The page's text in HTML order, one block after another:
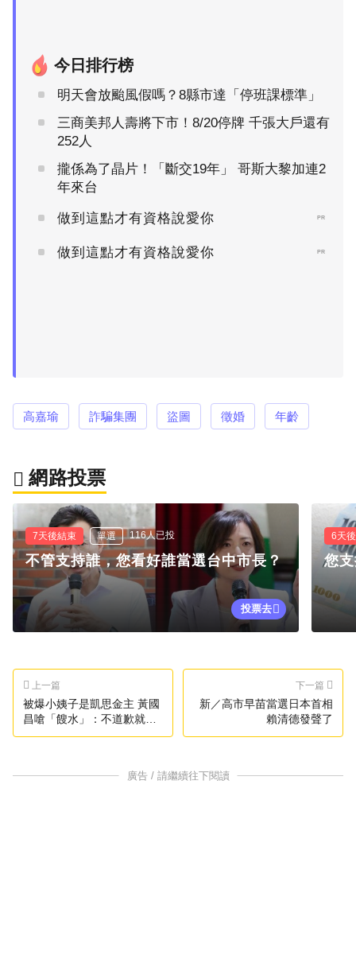
今日排行榜
明天會放颱風假嗎？8縣市達「停班課標準」
三商美邦人壽將下市！8/20停牌 千張大戶還有
252人
攏係為了晶片！「斷交19年」 哥斯大黎加連2
年來台
做到這點才有資格說愛你 PR
做到這點才有資格說愛你 PR
高嘉瑜 詐騙集團 盜圖 徵婚 年齡
網路投票
7天後結束 單選 116人已投
不管支持誰，您看好誰當選台中市長？
投票去
6天
您
上一篇
被爆小姨子是凱思金主 黃國
昌嗆「餿水」：不道歉就採
法律行動
下一篇
新／高市早苗當選日本首相
賴清德發聲了
廣告 / 請繼續往下閱讀